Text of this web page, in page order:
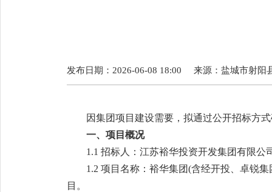
发布日期：2026-06-08 18:00 来源： 盐城市射阳
因集团项目建设需要，拟通过公开招标方
一、项目概况
1.1 招标人： 江苏裕华投资开发集团有限公
1 .2 项目名称： 裕华集团(含经开投、卓锐集
目 。